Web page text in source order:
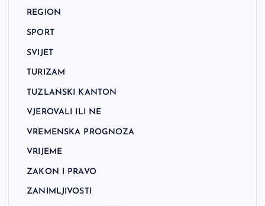
REGION
SPORT
SVIJET
TURIZAM
TUZLANSKI KANTON
VJEROVALI ILI NE
VREMENSKA PROGNOZA
VRIJEME
ZAKON I PRAVO
ZANIMLJIVOSTI